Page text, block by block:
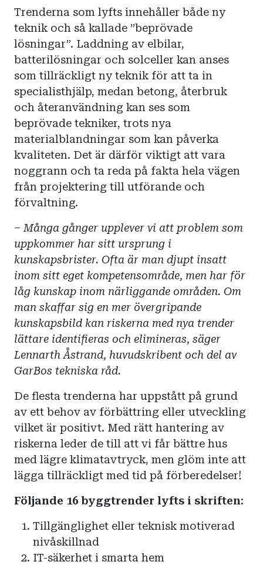
Trenderna som lyfts innehåller både ny
teknik och så kallade ”beprövade
lösningar”. Laddning av elbilar,
batterilösningar och solceller kan anses
som tillräckligt ny teknik för att ta in
specialisthjälp, medan betong, återbruk
och återanvändning kan ses som
beprövade tekniker, trots nya
materialblandningar som kan påverka
kvaliteten. Det är därför viktigt att vara
noggrann och ta reda på fakta hela vägen
från projektering till utförande och
förvaltning.
– Många gånger upplever vi att problem som
uppkommer har sitt ursprung i
kunskapsbrister. Ofta är man djupt insatt
inom sitt eget kompetensområde, men har för
låg kunskap inom närliggande områden. Om
man skaffar sig en mer övergripande
kunskapsbild kan riskerna med nya trender
lättare identifieras och elimineras, säger
Lennarth Åstrand, huvudskribent och del av
GarBos tekniska råd.
De flesta trenderna har uppstått på grund
av ett behov av förbättring eller utveckling
vilket är positivt. Med rätt hantering av
riskerna leder de till att vi får bättre hus
med lägre klimatavtryck, men glöm inte att
lägga tillräckligt med tid på förberedelser!
Följande 16 byggtrender lyfts i skriften:
Tillgänglighet eller teknisk motiverad
nivåskillnad
IT-säkerhet i smarta hem